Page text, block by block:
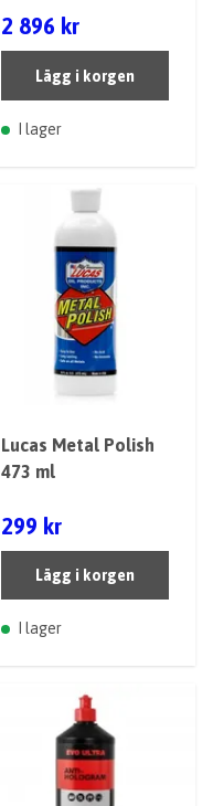
2 896 kr
Lägg i korgen
I lager
Lucas Metal Polish
473 ml
299 kr
Lägg i korgen
I lager